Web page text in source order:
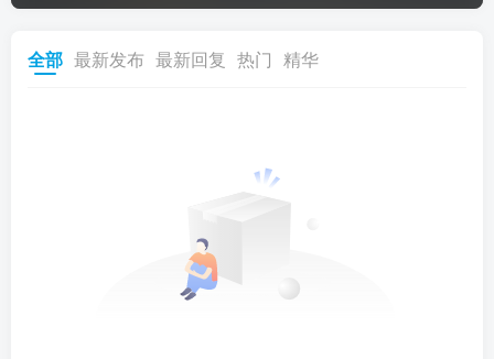
全部 最新发布 最新回复 热门 精华